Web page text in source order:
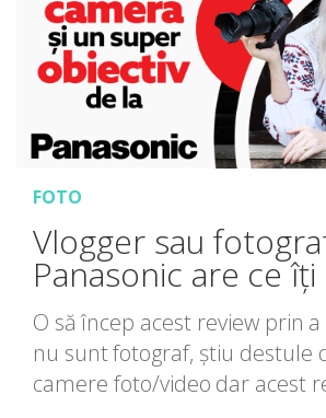
FOTO
Vlogger sau
Panasonic are ce
O să încep acest review prin
nu sunt fotograf, știu destule
camere foto/video dar acest